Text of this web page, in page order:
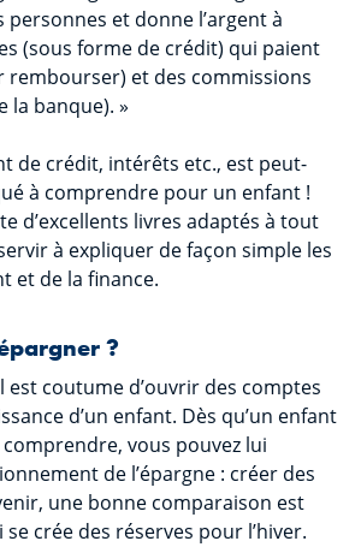
personnes et donne l’argent à
(sous forme de crédit) qui paient
rembourser) et des commissions
la banque). »
de crédit, intérêts etc., est peut-
à comprendre pour un enfant !
d’excellents livres adaptés à tout
à expliquer de façon simple les
et de la finance.
?
est coutume d’ouvrir des comptes
d’un enfant. Dès qu’un enfant
vous pouvez lui
de l’épargne : créer des
une bonne comparaison est
se crée des réserves pour l’hiver.